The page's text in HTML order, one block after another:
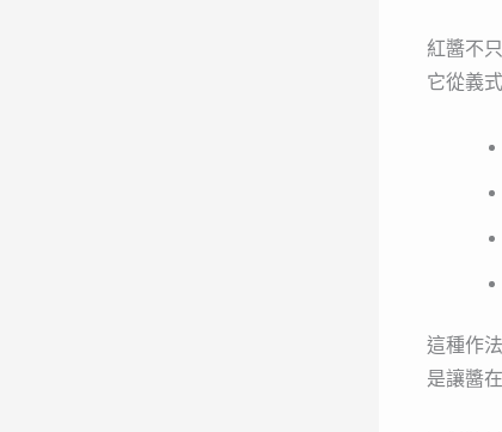
紅醬不
它從義
這種作
是讓醬